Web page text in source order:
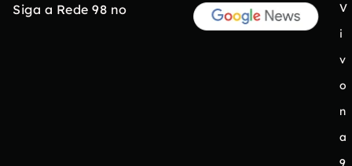
Siga a Rede 98 no
V
i
v
o
n
a